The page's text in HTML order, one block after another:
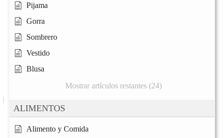
Pijama
Gorra
Sombrero
Vestido
Blusa
Mostrar artículos restantes (24)
ALIMENTOS
Alimento y Comida